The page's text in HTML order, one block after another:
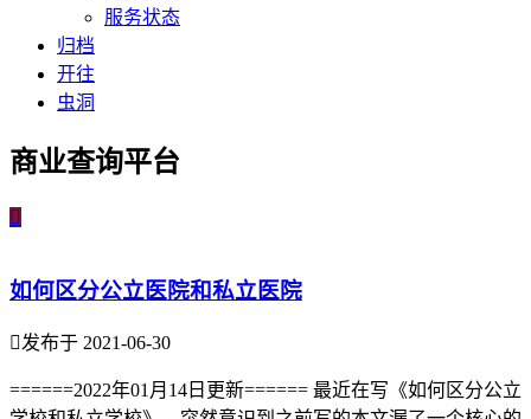
服务状态
归档
开往
虫洞
商业查询平台

如何区分公立医院和私立医院
发布于 2021-06-30
======2022年01月14日更新====== 最近在写《如何区分公立